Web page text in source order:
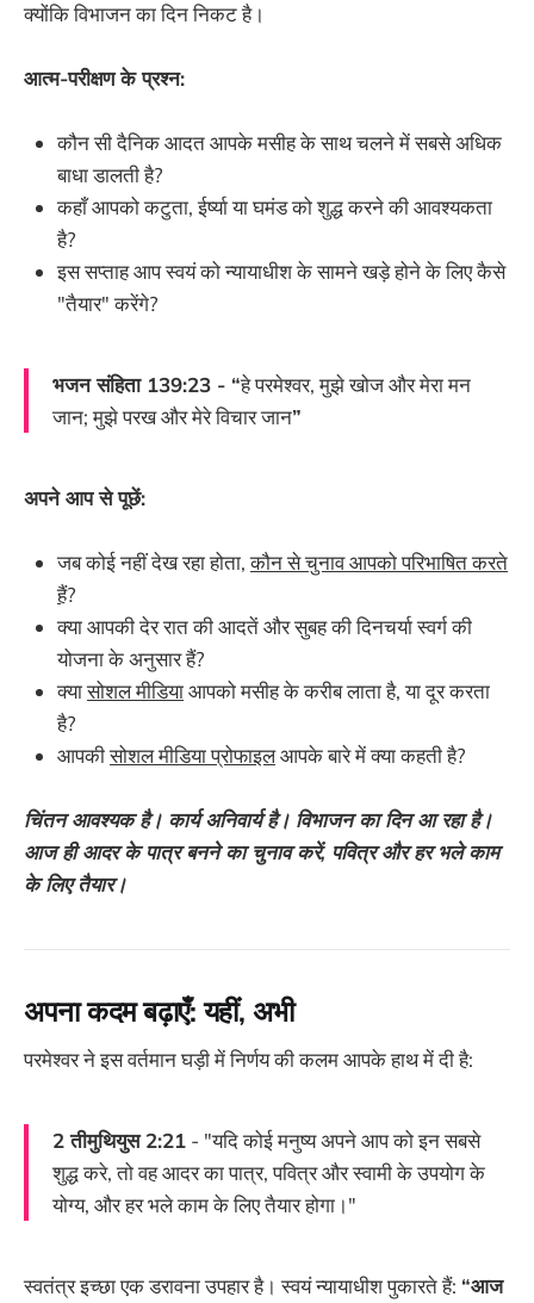
क्योंकि विभाजन का दिन निकट है।
आत्म-परीक्षण के प्रश्न:
कौन सी दैनिक आदत आपके मसीह के साथ चलने में सबसे अधिक
बाधा डालती है?
कहाँ आपको कटुता, ईर्ष्या या घमंड को शुद्ध करने की आवश्यकता
है?
इस सप्ताह आप स्वयं को न्यायाधीश के सामने खड़े होने के लिए कैसे
"तैयार" करेंगे?
भजन संहिता 139:23 - “हे परमेश्वर, मुझे खोज और मेरा मन
जान; मुझे परख और मेरे विचार जान”
अपने आप से पूछें:
जब कोई नहीं देख रहा होता,कौन से चुनाव आपको परिभाषित करते
हैं?
क्या आपकी देर रात की आदतें और सुबह की दिनचर्या स्वर्ग की
योजना के अनुसार हैं?
क्यासोशल मीडियाआपको मसीह के करीब लाता है, या दूर करता
है?
आपकीसोशल मीडिया प्रोफाइलआपके बारे में क्या कहती है?
चिंतन आवश्यक है। कार्य अनिवार्य है। विभाजन का दिन आ रहा है।
आज ही आदर के पात्र बनने का चुनाव करें, पवित्र और हर भले काम
के लिए तैयार।
अपना कदम बढ़ाएँ: यहीं, अभी
परमेश्वर ने इस वर्तमान घड़ी में निर्णय की कलम आपके हाथ में दी है:
2 तीमुथियुस 2:21 - "यदि कोई मनुष्य अपने आप को इन सबसे
शुद्ध करे, तो वह आदर का पात्र, पवित्र और स्वामी के उपयोग के
योग्य, और हर भले काम के लिए तैयार होगा।"
स्वतंत्र इच्छा एक डरावना उपहार है। स्वयं न्यायाधीश पुकारते हैं: “आज